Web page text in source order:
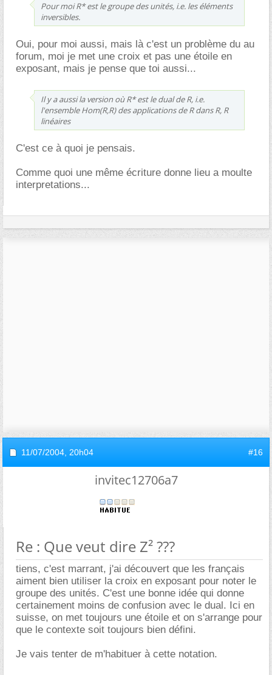
Pour moi R* est le groupe des unités, i.e. les éléments
inversibles.
Oui, pour moi aussi, mais là c'est un problème du au
forum, moi je met une croix et pas une étoile en
exposant, mais je pense que toi aussi...
Il y a aussi la version où R* est le dual de R, i.e.
l'ensemble Hom(R,R) des applications de R dans R, R
linéaires
C'est ce à quoi je pensais.
Comme quoi une même écriture donne lieu a moulte
interpretations...
11/07/2004, 20h04 #16
invitec12706a7
Re : Que veut dire Z² ???
tiens, c'est marrant, j'ai découvert que les français
aiment bien utiliser la croix en exposant pour noter le
groupe des unités. C'est une bonne idée qui donne
certainement moins de confusion avec le dual. Ici en
suisse, on met toujours une étoile et on s'arrange pour
que le contexte soit toujours bien défini.
Je vais tenter de m'habituer à cette notation.